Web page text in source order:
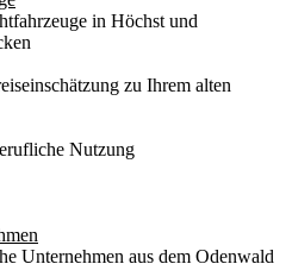
in Höchst und
zu Ihrem alten
Nutzung
Unternehmen aus dem Odenwald